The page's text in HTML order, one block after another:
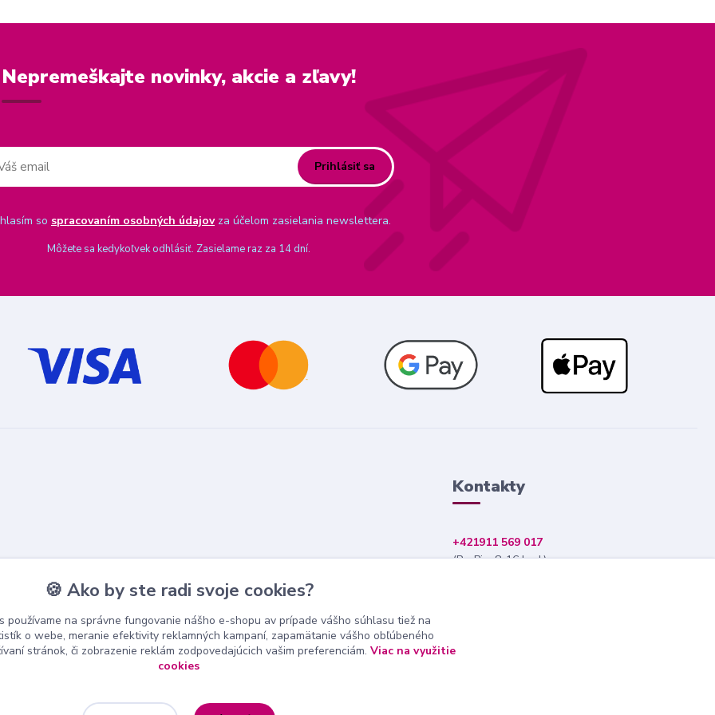
Nepremeškajte novinky, akcie a zľavy!
Prihlásiť sa
so spracovaním osobných údajovza účelom zasielania newslettera.
Môžete sa kedykoľvek odhlásiť. Zasielame raz za 14 dní.
Kontakty
+421911 569 017
(Po-Pia, 8-16 hod.)
🍪 Ako by ste radi svoje cookies?
používame na správne fungovanie nášho e-shopu av prípade vášho súhlasu tiež na
o webe, meranie efektivity reklamných kampaní, zapamätanie vášho obľúbeného
stránok, či zobrazenie reklám zodpovedajúcich vašim preferenciám. Viac na využitie
cookies